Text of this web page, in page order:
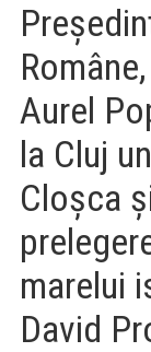
Aurel
la Cluj
Cloșca
marelui
David